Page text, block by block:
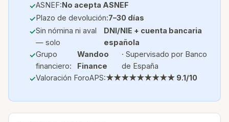
ASNEF:No acepta ASNEF
Plazo de devolución:7–30 días
Sin nómina ni aval
— solo
DNI/NIE + cuenta bancaria
española
Grupo
financiero:
Wandoo
Finance
· Supervisado por Banco
de España
Valoración ForoAPS:★★★★★★★★★ 9.1/10